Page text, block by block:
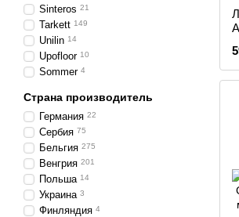
Sinteros 21
Tarkett 149
Unilin 14
Upofloor 10
Sommer 4
Страна производитель
Германия 22
Сербия 75
Бельгия 275
Венгрия 201
Польша 14
Украина 3
Финляндия 4